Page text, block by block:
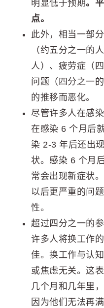
明显低于预期。
点。
此外，相当一部
（约五分之一的
人）、疲劳症（
问题（四分之一
的推移而恶化。
尽管许多人在感
在感染 6 个月后
染 2-3 年后还出
状。感染 6 个月
常会出现新症状
以后更严重的问
性。
超过四分之一的
许多人将换工作
佳。换工作与认
或焦虑无关。这
几个月和几年里
因为他们无法再